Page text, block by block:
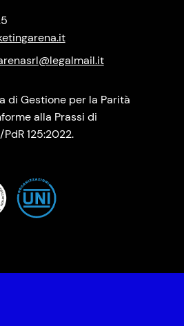
di Gestione per la Parità
alla Prassi di
125:2022.